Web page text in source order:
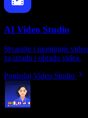
AI Video Studio
Stvarajte i montirajte
za izradu i obradu videa.
Pogledaj Video Studio